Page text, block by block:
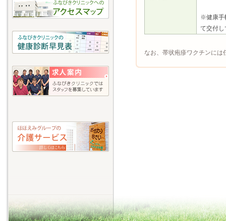
※健康手
て交付し
なお、帯状疱疹ワクチンに